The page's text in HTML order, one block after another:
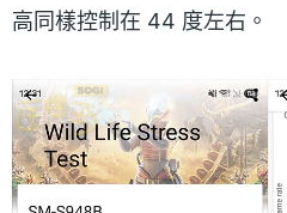
高同樣控制在 44 度左右。